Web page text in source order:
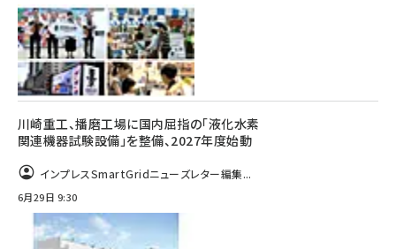
川崎重工、播磨工場に国内屈指の「液化水素
関連機器試験設備」を整備、2027年度始動
インプレスSmartGridニューズレター編集...
6月29日 9:30